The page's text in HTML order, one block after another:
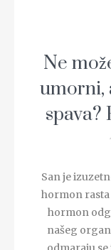
Ne
umorni,
spava?
San je
hormon rasta
hormon
našeg